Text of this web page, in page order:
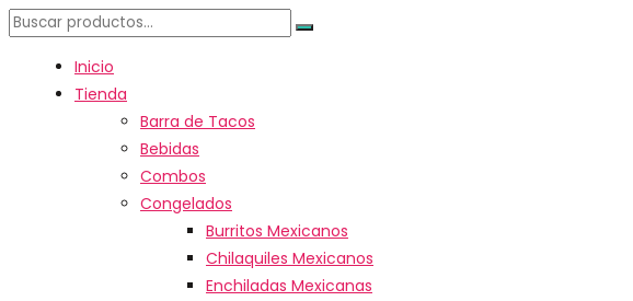
Inicio
Tienda
Barra de Tacos
Bebidas
Combos
Congelados
Burritos Mexicanos
Chilaquiles Mexicanos
Enchiladas Mexicanas